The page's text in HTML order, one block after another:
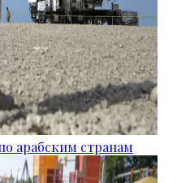
арабским странам